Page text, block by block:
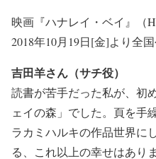
映画『ハナレイ・ベイ』（
2018年10月19日[金]より全
吉田羊さん（サチ役）
読書が苦手だった私が、初
ェイの森」でした。頁を手
ラカミハルキの作品世界に
る、これ以上の幸せはあり